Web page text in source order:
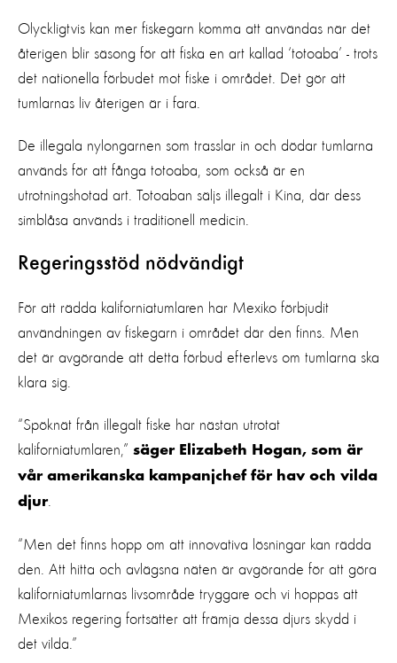
Olyckligtvis kan mer fiskegarn komma att användas när det
återigen blir säsong för att fiska en art kallad ‘totoaba’ - trots
det nationella förbudet mot fiske i området. Det gör att
tumlarnas liv återigen är i fara.
De illegala nylongarnen som trasslar in och dödar tumlarna
används för att fånga totoaba, som också är en
utrotningshotad art. Totoaban säljs illegalt i Kina, där dess
simblåsa används i traditionell medicin.
Regeringsstöd nödvändigt
För att rädda kaliforniatumlaren har Mexiko förbjudit
användningen av fiskegarn i området där den finns. Men
det är avgörande att detta förbud efterlevs om tumlarna ska
klara sig.
“Spöknät från illegalt fiske har nästan utrotat
kaliforniatumlaren,” säger Elizabeth Hogan, som är
vår amerikanska kampanjchef för hav och vilda
djur.
“Men det finns hopp om att innovativa lösningar kan rädda
den. Att hitta och avlägsna näten är avgörande för att göra
kaliforniatumlarnas livsområde tryggare och vi hoppas att
Mexikos regering fortsätter att främja dessa djurs skydd i
det vilda.”